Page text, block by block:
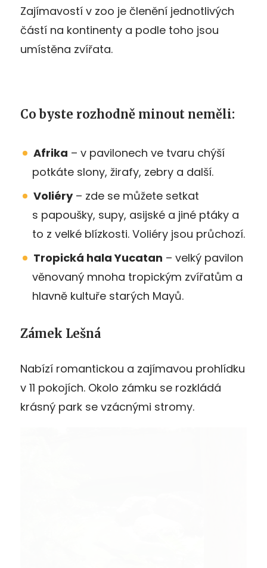
Zajímavostí v zoo je členění jednotlivých
částí na kontinenty a podle toho jsou
umístěna zvířata.
Co byste rozhodně minout neměli:
Afrika – v pavilonech ve tvaru chýší
potkáte slony, žirafy, zebry a další.
Voliéry– zde se můžete setkat
s papoušky, supy, asijské a jiné ptáky a
to z velké blízkosti. Voliéry jsou průchozí.
Tropická hala Yucatan – velký pavilon
věnovaný mnoha tropickým zvířatům a
hlavně kultuře starých Mayů.
Zámek Lešná
Nabízí romantickou a zajímavou prohlídku
v 11 pokojích. Okolo zámku se rozkládá
krásný park se vzácnými stromy.